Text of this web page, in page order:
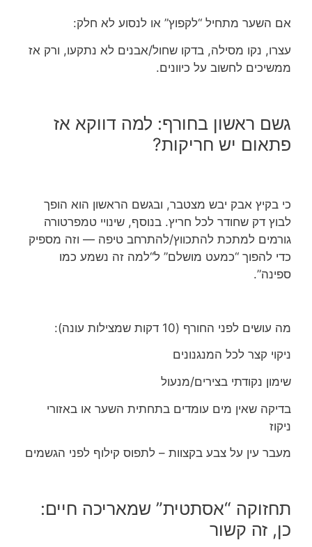
אם השער מתחיל “לקפוץ” או לנסוע לא חלק:
עצרו, נקו מסילה, בדקו שחול/אבנים לא נתקעו, ורק אז
ממשיכים לחשוב על כיוונים.
גשם ראשון בחורף: למה דווקא אז
פתאום יש חריקות?
כי בקיץ אבק יבש מצטבר, ובגשם הראשון הוא הופך
לבוץ דק שחודר לכל חריץ. בנוסף, שינויי טמפרטורה
גורמים למתכת להתכווץ/להתרחב טיפה — וזה מספיק
כדי להפוך “כמעט מושלם” ל“למה זה נשמע כמו
ספינה”.
מה עושים לפני החורף (10 דקות שמצילות עונה):
ניקוי קצר לכל המנגנונים
שימון נקודתי בצירים/מנעול
בדיקה שאין מים עומדים בתחתית השער או באזורי
ניקוז
מעבר עין על צבע בקצוות – לתפוס קילוף לפני הגשמים
תחזוקה “אסתטית” שמאריכה חיים:
כן, זה קשור